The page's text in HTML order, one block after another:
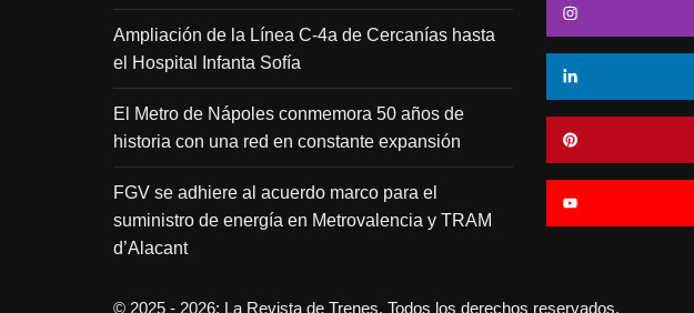
Ampliación de la Línea C-4a de Cercanías hasta
el Hospital Infanta Sofía
El Metro de Nápoles conmemora 50 años de
historia con una red en constante expansión
FGV se adhiere al acuerdo marco para el
suministro de energía en Metrovalencia y TRAM
d’Alacant
© 2025 - 2026: La Revista de Trenes. Todos los derechos reservados.